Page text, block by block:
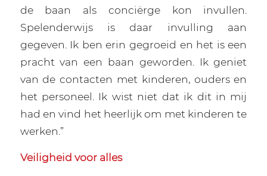
de baan als conciërge kon invullen.
Spelenderwijs is daar invulling aan
gegeven. Ik ben erin gegroeid en het is een
pracht van een baan geworden. Ik geniet
van de contacten met kinderen, ouders en
het personeel. Ik wist niet dat ik dit in mij
had en vind het heerlijk om met kinderen te
werken.”
Veiligheid voor alles